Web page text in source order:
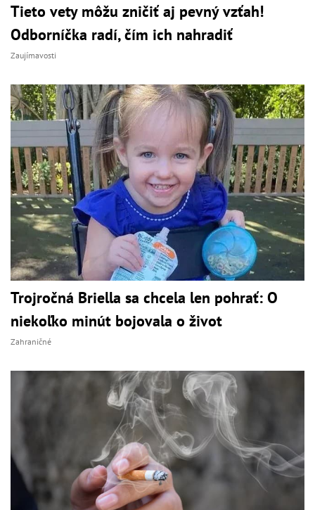
Tieto vety môžu zničiť aj pevný vzťah!
Odborníčka radí, čím ich nahradiť
Zaujímavosti
Trojročná Briella sa chcela len pohrať: O
niekoľko minút bojovala o život
Zahraničné